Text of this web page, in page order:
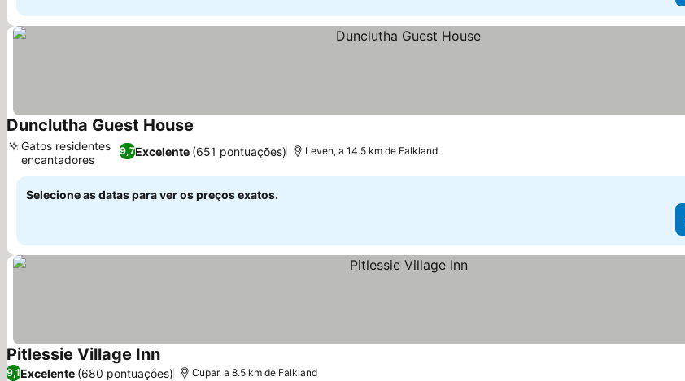
Dunclutha Guest House
9,7Excelente (651 pontuações)
Gatos residentes
encantadores
Leven, a 14.5 km de Falkland
Selecione as datas para ver os preços exatos.
Pitlessie Village InnVer preços
9,1Excelente (680 pontuações) Cupar, a 8.5 km de Falkland